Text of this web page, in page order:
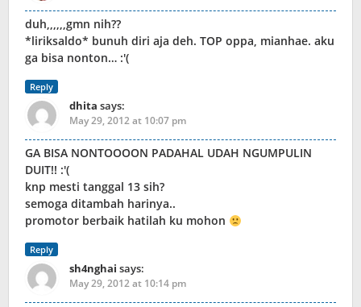
duh,,,,,,gmn nih??
*liriksaldo* bunuh diri aja deh. TOP oppa, mianhae. aku
ga bisa nonton… :'(
Reply
dhita says:
May 29, 2012 at 10:07 pm
GA BISA NONTOOOON PADAHAL UDAH NGUMPULIN
DUIT!! :'(
knp mesti tanggal 13 sih?
semoga ditambah harinya..
promotor berbaik hatilah ku mohon
Reply
sh4nghai says:
May 29, 2012 at 10:14 pm